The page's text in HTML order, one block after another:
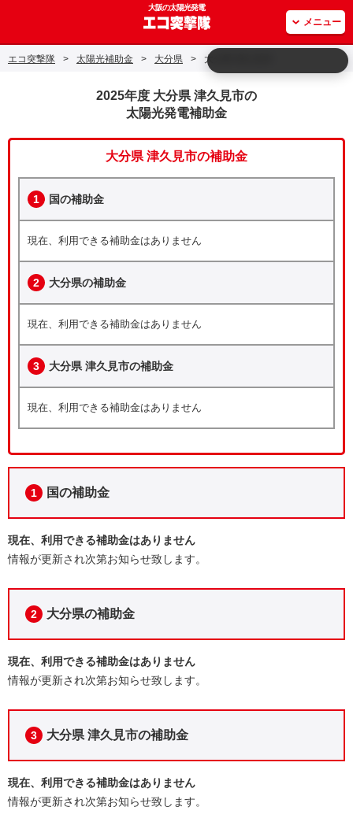
大阪の太陽光発電
メニュー
エコ突撃隊 > 太陽光補助金 > 大分県 > 大分県 津久見市
2025年度 大分県 津久見市の
太陽光発電補助金
大分県 津久見市の補助金
1 国の補助金
現在、利用できる補助金はありません
2 大分県の補助金
現在、利用できる補助金はありません
3 大分県 津久見市の補助金
現在、利用できる補助金はありません
1 国の補助金
現在、利用できる補助金はありません
情報が更新され次第お知らせ致します。
2 大分県の補助金
現在、利用できる補助金はありません
情報が更新され次第お知らせ致します。
3 大分県 津久見市の補助金
現在、利用できる補助金はありません
情報が更新され次第お知らせ致します。